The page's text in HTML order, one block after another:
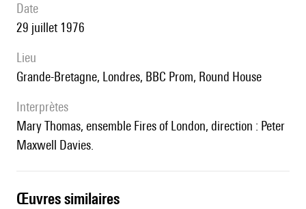
date
29 juillet 1976
lieu
Grande-Bretagne, Londres, BBC Prom, Round House
interprètes
Mary Thomas, ensemble Fires of London, direction : Peter
Maxwell Davies.
œuvres similaires